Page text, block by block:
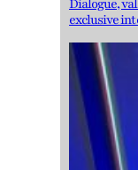
Dialogue,
exclusive